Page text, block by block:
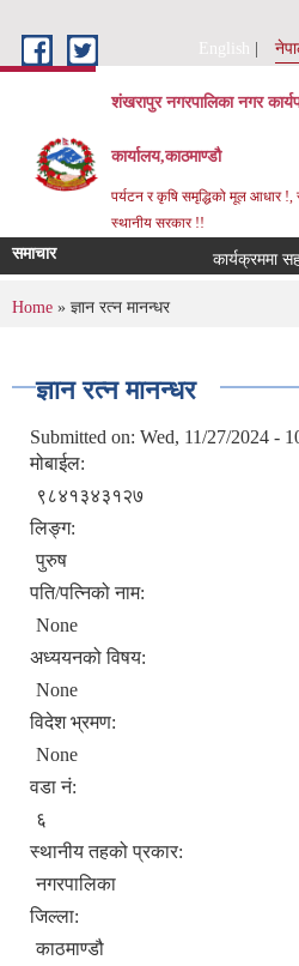
English
शंखरापुर नगरपालिका नगर
कार्यालय,काठमाण्डौ
पर्यटन र कृषि समृद्धिको मूल आधार
स्थानीय सरकार !!
समाचार कार्यक्रममा
You are here
Home » ज्ञान रत्न मानन्धर
ज्ञान रत्न मानन्धर
Submitted on: Wed, 11/27/2024 -
मोबाईल:
९८४१३४३१२७
लिङ्ग:
पुरुष
पति/पत्निको नाम:
None
अध्ययनको विषय:
None
विदेश भ्रमण:
None
वडा नं:
६
स्थानीय तहको प्रकार:
नगरपालिका
जिल्ला:
काठमाण्डौ